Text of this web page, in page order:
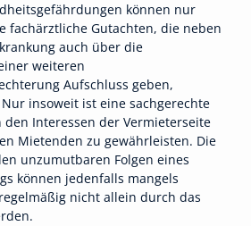
können nur
fachärztliche Gutachten, die neben
auch über die
weiteren
Aufschluss geben,
insoweit ist eine sachgerechte
den Interessen der Vermieterseite
Mietenden zu gewährleisten. Die
unzumutbaren Folgen eines
können jedenfalls mangels
nicht allein durch das